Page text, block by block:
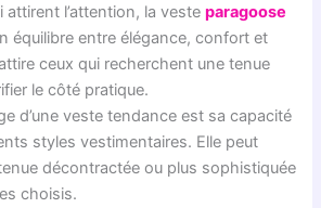
attirent l’attention, la vesteparagoose
équilibre entre élégance, confort et
ceux qui recherchent une tenue
le côté pratique.
d’une veste tendance est sa capacité
styles vestimentaires. Elle peut
décontractée ou plus sophistiquée
choisis.